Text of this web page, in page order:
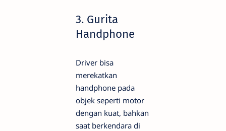
3. Gurita
Handphone
Driver bisa
merekatkan
handphone pada
objek seperti motor
dengan kuat, bahkan
saat berkendara di